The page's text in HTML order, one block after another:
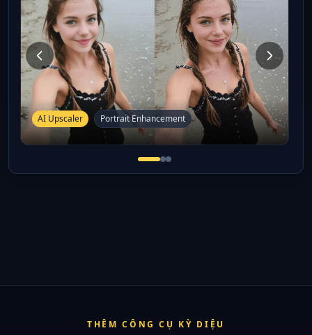
AI Upscaler Portrait Enhancement
THÊM CÔNG CỤ KỲ DIỆU